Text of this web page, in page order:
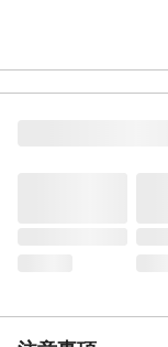
耐荷重
使用上の注意